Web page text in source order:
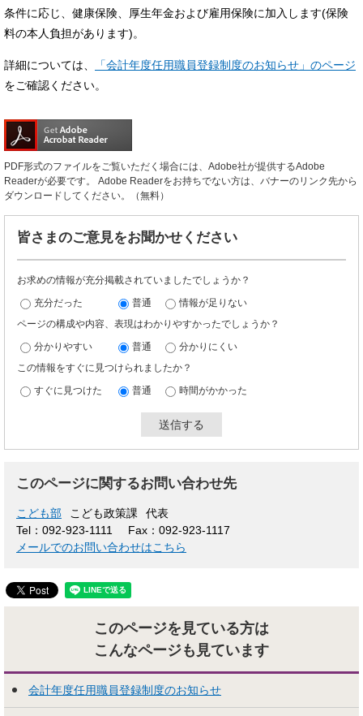
条件に応じ、健康保険、厚生年金および雇用保険に加入します(保険
料の本人負担があります)。
詳細については、
「会計年度任用職員登録制度のお知らせ」のページ
をご確認ください。
PDF形式のファイルをご覧いただく場合には、Adobe社が提供するAdobe
Readerが必要です。
Adobe Readerをお持ちでない方は、バナーのリンク先から
ダウンロードしてください。（無料）
皆さまのご意見をお聞かせください
お求めの情報が充分掲載されていましたでしょうか？
充分だった 普通
情報が足りない
ページの構成や内容、表現はわかりやすかったでしょうか？
分かりやすい 普通
分かりにくい
この情報をすぐに見つけられましたか？
すぐに見つけた 普通 時間がかかった
このページに関するお問い合わせ先
こども部 こども政策課
代表
Tel：092-923-1111
Fax：092-923-1117
メールでのお問い合わせはこちら
このページを見ている方は
こんなページも見ています
会計年度任用職員登録制度のお知らせ